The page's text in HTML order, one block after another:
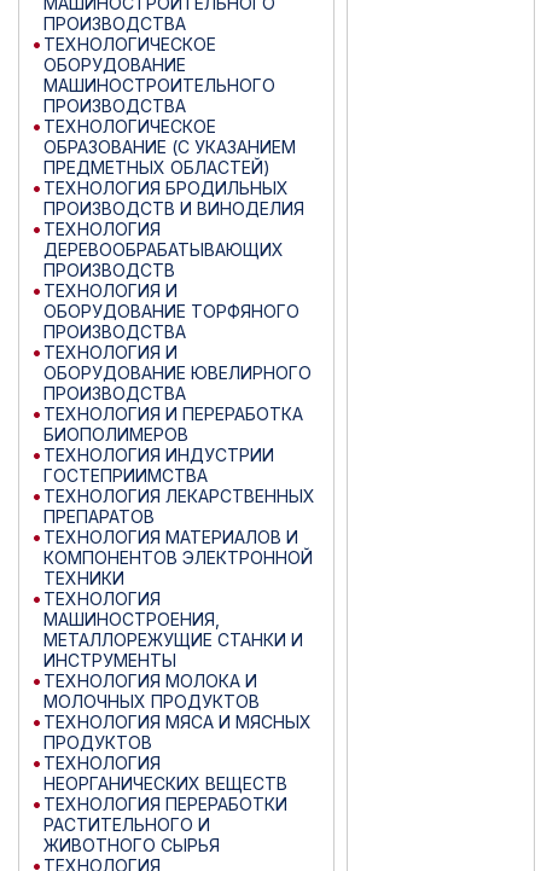
ПРОИЗВОДСТВА
ТЕХНОЛОГИЧЕСКОЕ
ОБОРУДОВАНИЕ
МАШИНОСТРОИТЕЛЬНОГО
ПРОИЗВОДСТВА
ТЕХНОЛОГИЧЕСКОЕ
ОБРАЗОВАНИЕ (С УКАЗАНИЕМ
ПРЕДМЕТНЫХ ОБЛАСТЕЙ)
ТЕХНОЛОГИЯ БРОДИЛЬНЫХ
ПРОИЗВОДСТВ И ВИНОДЕЛИЯ
ТЕХНОЛОГИЯ
ДЕРЕВООБРАБАТЫВАЮЩИХ
ПРОИЗВОДСТВ
ТЕХНОЛОГИЯ И
ОБОРУДОВАНИЕ ТОРФЯНОГО
ПРОИЗВОДСТВА
ТЕХНОЛОГИЯ И
ОБОРУДОВАНИЕ ЮВЕЛИРНОГО
ПРОИЗВОДСТВА
ТЕХНОЛОГИЯ И ПЕРЕРАБОТКА
БИОПОЛИМЕРОВ
ТЕХНОЛОГИЯ ИНДУСТРИИ
ГОСТЕПРИИМСТВА
ТЕХНОЛОГИЯ ЛЕКАРСТВЕННЫХ
ПРЕПАРАТОВ
ТЕХНОЛОГИЯ МАТЕРИАЛОВ И
КОМПОНЕНТОВ ЭЛЕКТРОННОЙ
ТЕХНИКИ
ТЕХНОЛОГИЯ
МАШИНОСТРОЕНИЯ,
МЕТАЛЛОРЕЖУЩИЕ СТАНКИ И
ИНСТРУМЕНТЫ
ТЕХНОЛОГИЯ МОЛОКА И
МОЛОЧНЫХ ПРОДУКТОВ
ТЕХНОЛОГИЯ МЯСА И МЯСНЫХ
ПРОДУКТОВ
ТЕХНОЛОГИЯ
НЕОРГАНИЧЕСКИХ ВЕЩЕСТВ
ТЕХНОЛОГИЯ ПЕРЕРАБОТКИ
РАСТИТЕЛЬНОГО И
ЖИВОТНОГО СЫРЬЯ
ТЕХНОЛОГИЯ